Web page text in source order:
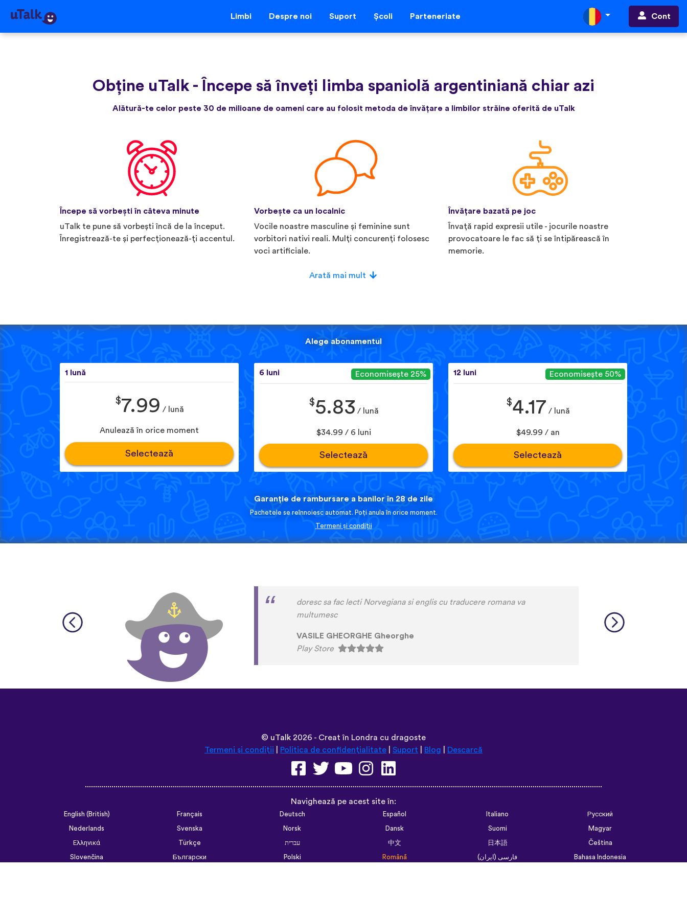
Limbi Despre noi Suport Școli Parteneriate Cont
Obține uTalk - Începe să înveți limba spaniolă argentiniană chiar azi
Alătură-te celor peste 30 de milioane de oameni care au folosit metoda de învățare a limbilor străine oferită de uTalk
Începe să vorbești în câteva minute
uTalk te pune să vorbești încă de la început.
Înregistrează-te și perfecționează-ți accentul.
Vorbește ca un localnic
Vocile noastre masculine și feminine sunt
vorbitori nativi reali. Mulți concurenți folosesc
voci artificiale.
Învățare bazată pe joc
Învață rapid expresii utile - jocurile noastre
provocatoare le fac să ți se întipărească în
memorie.
Arată mai mult
Alege abonamentul
1 lună
$7.99 / lună
Anulează în orice moment
Selectează
6 luni Economisește 25%
$5.83 / lună
$34.99 / 6 luni
Selectează
12 luni Economisește 50%
$4.17 / lună
$49.99 / an
Selectează
Garanție de rambursare a banilor în 28 de zile
Pachetele se reînnoiesc automat. Poți anula în orice moment.
Termeni și condiții
I love this app! I am learning Serbian, which is a relatively rare language
on language apps but I’m blown away by how many other incredibly rare
language has a lot of care given to it. I love that native speakers are used
instead of a stupid AI voice or whatever. The biggest thing, though is the
and I’m grateful that you don’t have to pay to access all the courses like
some apps. However, I love this app so much that I think I will be doing
that just for the extra features! Thanks
lexogenous
App Store